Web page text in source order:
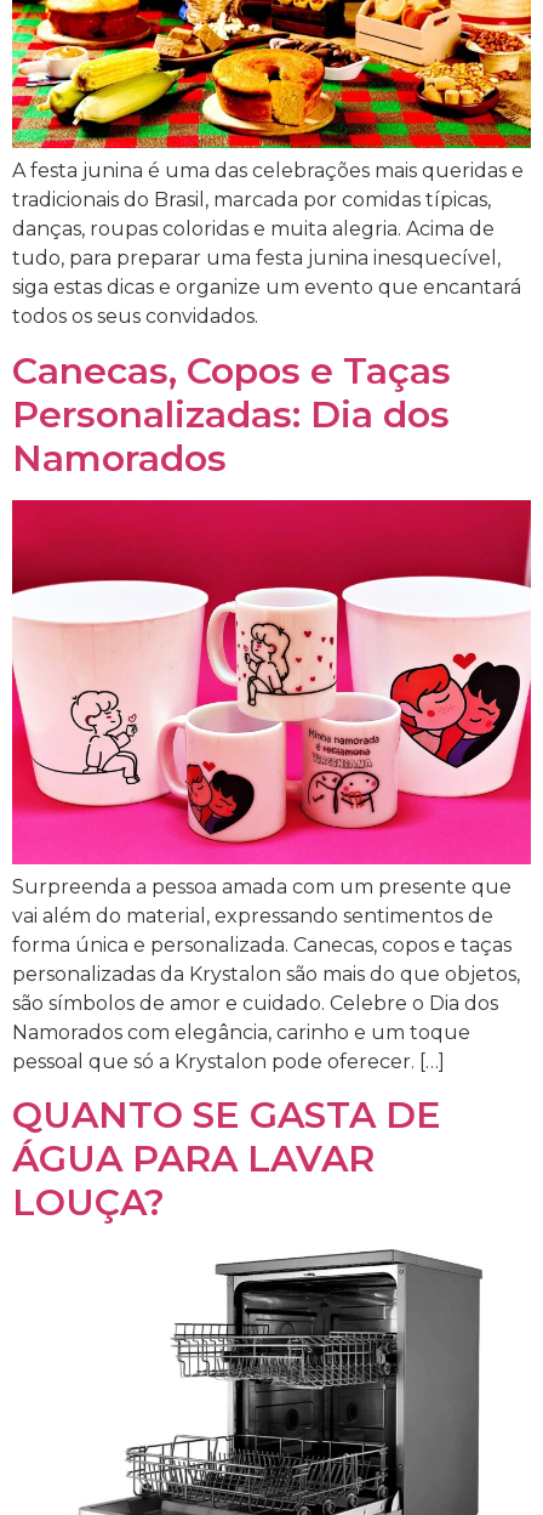
A festa junina é uma das celebrações mais queridas e
tradicionais do Brasil, marcada por comidas típicas,
danças, roupas coloridas e muita alegria. Acima de
tudo, para preparar uma festa junina inesquecível,
siga estas dicas e organize um evento que encantará
todos os seus convidados.
Canecas, Copos e Taças
Personalizadas: Dia dos
Namorados
Surpreenda a pessoa amada com um presente que
vai além do material, expressando sentimentos de
forma única e personalizada. Canecas, copos e taças
personalizadas da Krystalon são mais do que objetos,
são símbolos de amor e cuidado. Celebre o Dia dos
Namorados com elegância, carinho e um toque
pessoal que só a Krystalon pode oferecer. […]
QUANTO SE GASTA DE
ÁGUA PARA LAVAR
LOUÇA?